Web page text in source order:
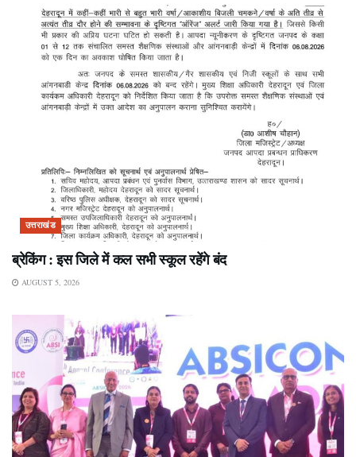
उत्तराखंड
ब्रेकिंग : इस जिले में कल सभी स्कूल रहेंगे बंद
AUGUST 5, 2026